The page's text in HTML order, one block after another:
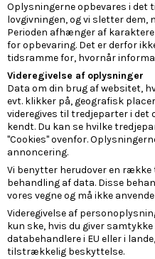
Oplysningerne opbevares i det
lovgivningen, og vi sletter dem,
Perioden afhænger af
for opbevaring. Det er derfor
tidsramme for, hvornår
Videregivelse af oplysninger
Data om din brug af websitet,
evt. klikker på, geografisk
videregives til tredjeparter i det
kendt. Du kan se hvilke
"Cookies" ovenfor.
annoncering.
Vi benytter herudover en
behandling af data. Disse
vores vegne og må ikke
Videregivelse af
kun ske, hvis du giver
databehandlere i EU eller i
tilstrækkelig beskyttelse.